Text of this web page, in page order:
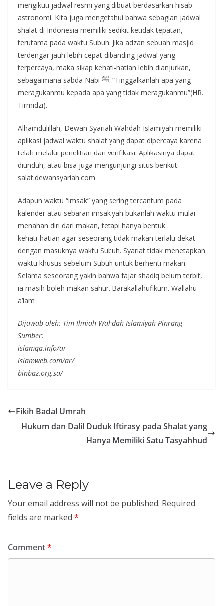
mengikuti jadwal resmi yang dibuat berdasarkan hisab
astronomi. Kita juga mengetahui bahwa sebagian jadwal
shalat di Indonesia memiliki sedikit ketidak tepatan,
terutama pada waktu Subuh. Jika adzan sebuah masjid
terdengar jauh lebih cepat dibanding jadwal yang
terpercaya, maka sikap kehati‑hatian lebih dianjurkan,
sebagaimana sabda Nabi ﷺ: “Tinggalkanlah apa yang
meragukanmu kepada apa yang tidak meragukanmu”(HR.
Tirmidzi).
Alhamdulillah, Dewan Syariah Wahdah Islamiyah memiliki
aplikasi jadwal waktu shalat yang dapat dipercaya karena
telah melalui penelitian dan verifikasi. Aplikasinya dapat
diunduh, atau bisa juga mengunjungi situs berikut:
salat.dewansyariah.com
Adapun waktu “imsak” yang sering tercantum pada
kalender atau sebaran imsakiyah bukanlah waktu mulai
menahan diri dari makan, tetapi hanya bentuk
kehati‑hatian agar seseorang tidak makan terlalu dekat
dengan masuknya waktu Subuh. Syariat tidak menetapkan
waktu khusus sebelum Subuh untuk berhenti makan.
Selama seseorang yakin bahwa fajar shadiq belum terbit,
ia masih boleh makan sahur. Barakallahufikum. Wallahu
a’lam
Dijawab oleh: Tim Ilmiah Wahdah Islamiyah Pinrang
Sumber:
islamqa.info/ar
islamweb.com/ar/
binbaz.org.sa/
Fikih Badal Umrah
Hukum dan Dalil Duduk Iftirasy pada Shalat yang
Hanya Memiliki Satu Tasyahhud
Leave a Reply
Your email address will not be published. Required
fields are marked *
Comment*